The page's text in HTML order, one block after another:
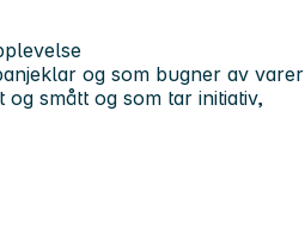
og som bugner av varer
smått og som tar initiativ,